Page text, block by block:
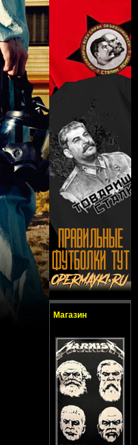
Магазин